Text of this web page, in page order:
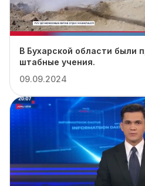
В Бухарской области были
штабные учения.
09.09.2024